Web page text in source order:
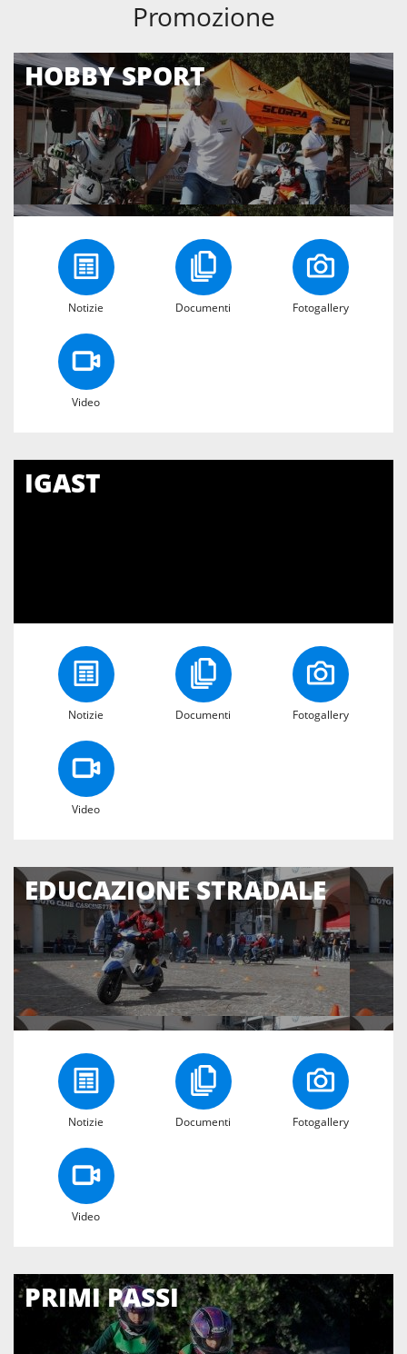
Promozione
HOBBY SPORT
Notizie Documenti Fotogallery
Video
IGAST
Notizie Documenti Fotogallery
Video
EDUCAZIONE STRADALE
Notizie Documenti Fotogallery
Video
PRIMI PASSI